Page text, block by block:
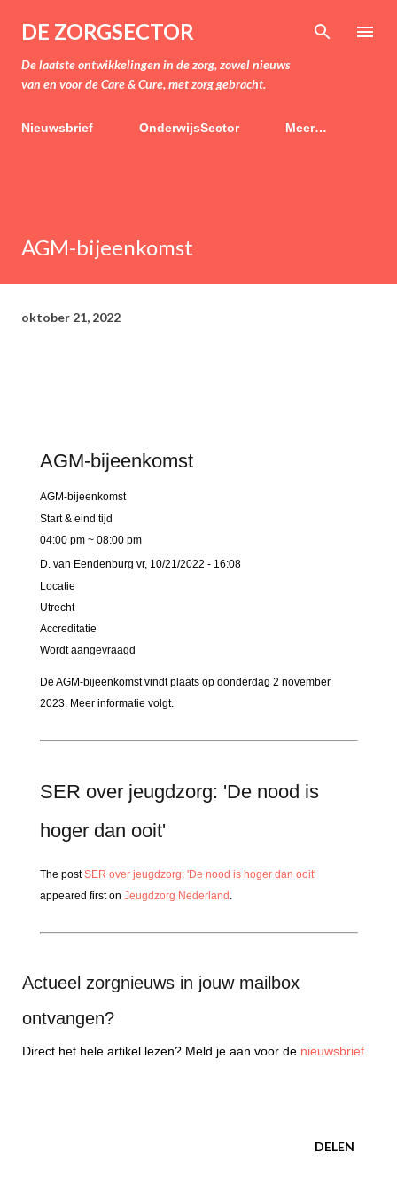
Doorgaan naar hoofdcontent
DE ZORGSECTOR
De laatste ontwikkelingen in de zorg, zowel nieuws
van en voor de Care & Cure, met zorg gebracht.
Nieuwsbrief OnderwijsSector Meer…
AGM-bijeenkomst
oktober 21, 2022
AGM-bijeenkomst
AGM-bijeenkomst
Start & eind tijd
04:00 pm ~ 08:00 pm
D. van Eendenburg vr, 10/21/2022 - 16:08
Locatie
Utrecht
Accreditatie
Wordt aangevraagd
De AGM-bijeenkomst vindt plaats op donderdag 2 november
2023. Meer informatie volgt.
SER over jeugdzorg: 'De nood is
hoger dan ooit'
The postSER over jeugdzorg: 'De nood is hoger dan ooit'
appeared first on Jeugdzorg Nederland .
Actueel zorgnieuws in jouw mailbox
ontvangen?
Direct het hele artikel lezen? Meld je aan voor de nieuwsbrief
DELEN